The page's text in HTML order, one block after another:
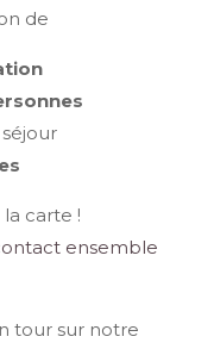
de
carte !
ensemble
tour sur notre